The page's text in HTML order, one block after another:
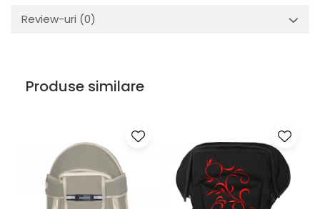
Review-uri (0)
Produse similare